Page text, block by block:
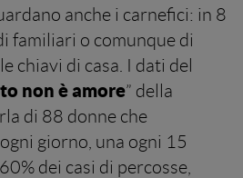
anche i carnefici: in 8
familiari o comunque di
chiavi di casa. I dati del
non è amore” della
di 88 donne che
giorno, una ogni 15
dei casi di percosse,